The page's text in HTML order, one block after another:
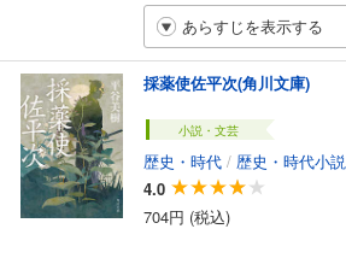
あらすじを表示する
採薬使佐平次(角川文庫)
小説・文芸
歴史・時代 / 歴史・時代小説
4.0
704円 (税込)